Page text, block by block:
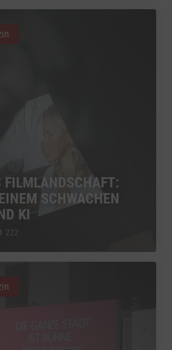
FILMLANDSCHAFT:
SCHWACHEN
KI
222